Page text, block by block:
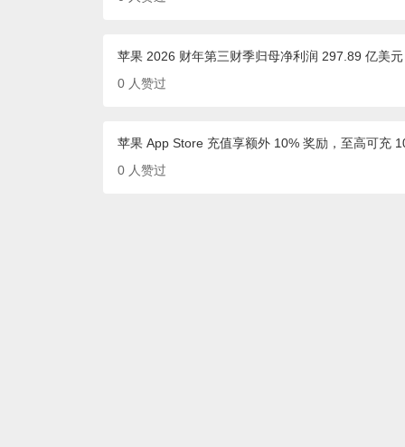
苹果 2026 财年第三财季归母净利润 297.89 亿美
0 人赞过
苹果 App Store 充值享额外 10% 奖励，至高可充
0 人赞过